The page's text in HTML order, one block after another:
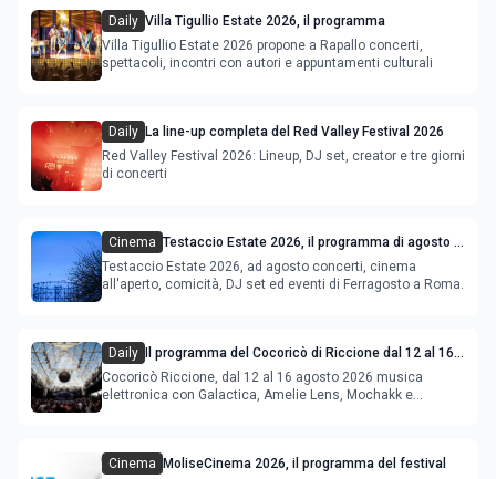
Daily Villa Tigullio Estate 2026, il programma
Villa Tigullio Estate 2026 propone a Rapallo concerti,
spettacoli, incontri con autori e appuntamenti culturali
Daily La line-up completa del Red Valley Festival 2026
Red Valley Festival 2026: Lineup, DJ set, creator e tre giorni
di concerti
Cinema Testaccio Estate 2026, il programma di agosto e
Ferragosto
Testaccio Estate 2026, ad agosto concerti, cinema
all'aperto, comicità, DJ set ed eventi di Ferragosto a Roma.
Daily
Il programma del Cocoricò di Riccione dal 12 al 16
agosto 2026
Cocoricò Riccione, dal 12 al 16 agosto 2026 musica
elettronica con Galactica, Amelie Lens, Mochakk e
Cinema
MoliseCinema 2026, il programma del festival